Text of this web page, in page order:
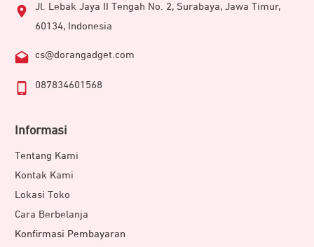
Jl. Lebak Jaya II Tengah No. 2, Surabaya, Jawa Timur,
60134, Indonesia
cs@dorangadget.com
087834601568
Informasi
Tentang Kami
Kontak Kami
Lokasi Toko
Cara Berbelanja
Konfirmasi Pembayaran